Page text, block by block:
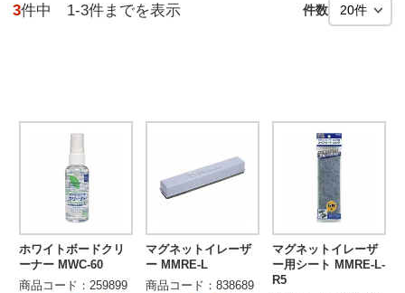
3件中 1-3件までを表示 件数
ホワイトボードクリ
ーナー MWC-60
商品コード：259899
マグネットイレーザ
ー MMRE-L
商品コード：838689
マグネットイレーザ
ー用シート MMRE-L-
R5